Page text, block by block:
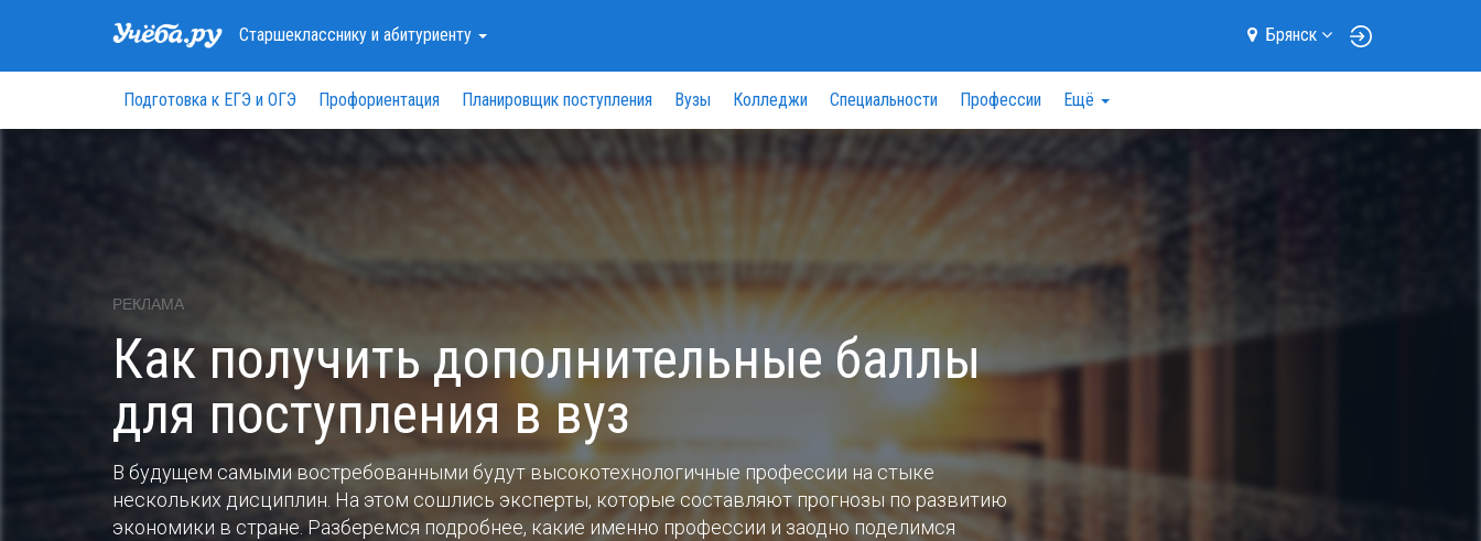
Старшеклассникуи абитуриенту Брянск
Подготовка к ЕГЭ и ОГЭ Профориентация Планировщик поступления Вузы Колледжи Специальности Профессии Ещё
РЕКЛАМА
Как получить дополнительные баллы
для поступления в вуз
В будущем самыми востребованными будут высокотехнологичные профессии на стыке
нескольких дисциплин. На этом сошлись эксперты, которые составляют прогнозы по развитию
экономики в стране. Разберемся подробнее, какие именно профессии и заодно поделимся